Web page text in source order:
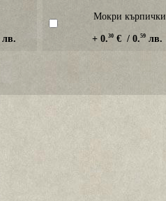
лв.
Мокри кърпички
+ 0.30€ / 0.59лв.